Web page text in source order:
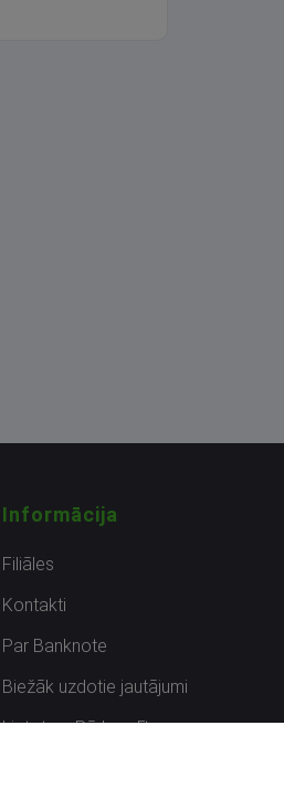
Informācija
Filiāles
Kontakti
Par Banknote
Biežāk uzdotie jautājumi
Lietots – Pārbaudīts